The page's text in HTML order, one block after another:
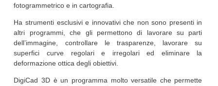
fotogrammetrico e in cartografia.
Ha strumenti esclusivi e innovativi che non sono presenti in
altri programmi, che gli permettono di lavorare su parti
dell’immagine, controllare le trasparenze, lavorare su
superfici curve regolari e irregolari ed eliminare la
deformazione ottica degli obiettivi.
DigiCad 3D è un programma molto versatile che permette